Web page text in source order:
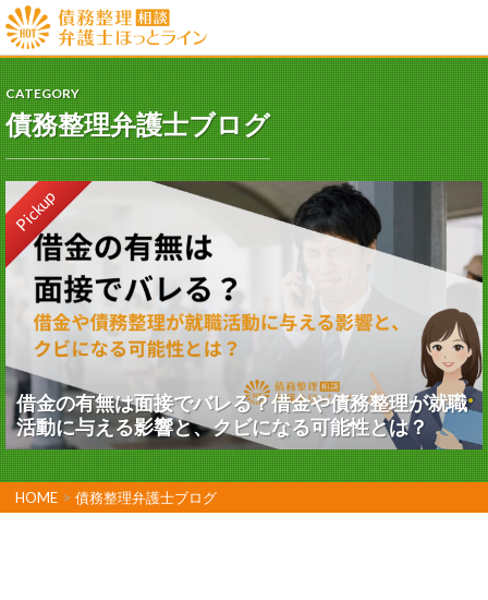
CATEGORY
債務整理弁護士ブログ
Pickup
借金の有無は面接でバレる？借金や債務整理が就職
活動に与える影響と、クビになる可能性とは？
HOME > 債務整理弁護士ブログ